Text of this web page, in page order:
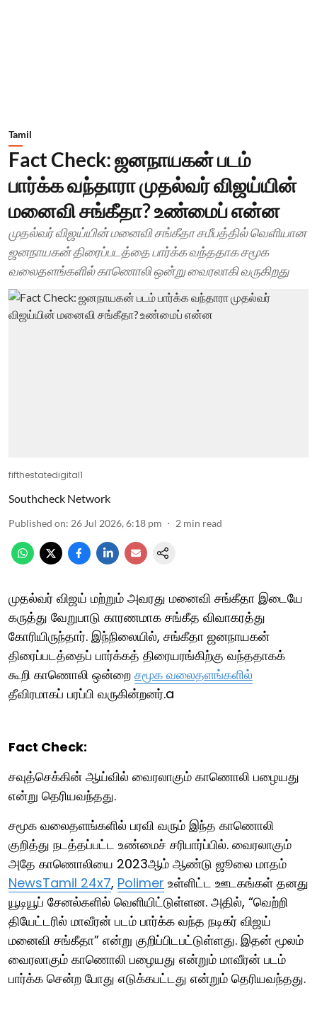
Tamil
Fact Check: ஜனநாயகன் படம்
பார்க்க வந்தாரா முதல்வர் விஜய்யின்
மனைவி சங்கீதா? உண்மைப் என்ன
முதல்வர் விஜய்யின் மனைவி சங்கீதா சமீபத்தில் வெளியான
ஜனநாயகன் திரைப்படத்தை பார்க்க வந்ததாக சமூக
வலைதளங்களில் காணொலி ஒன்று வைரலாகி வருகிறது
fifthestatedigital1
Southcheck Network
Published on: 26 Jul 2026, 6:18 pm 2 min read
முதல்வர் விஜய் மற்றும் அவரது மனைவி சங்கீதா இடையே
கருத்து வேறுபாடு காரணமாக சங்கீத விவாகரத்து
கோரியிருந்தார். இந்நிலையில், சங்கீதா ஜனநாயகன்
திரைப்படத்தைப் பார்க்கத் திரையரங்கிற்கு வந்ததாகக்
கூறி காணொலி ஒன்றை சமூக வலைதளங்களில்
தீவிரமாகப் பரப்பி வருகின்றனர்.a
Fact Check:
சவுத்செக்கின் ஆய்வில் வைரலாகும் காணொலி பழையது
என்று தெரியவந்தது.
சமூக வலைதளங்களில் பரவி வரும் இந்த காணொலி
குறித்து நடத்தப்பட்ட உண்மைச் சரிபார்ப்பில். வைரலாகும்
அதே காணொலியை 2023ஆம் ஆண்டு ஜூலை மாதம்
NewsTamil 24x7, Polimer உள்ளிட்ட ஊடகங்கள் தனது
யூடியூப் சேனல்களில் வெளியிட்டுள்ளன. அதில், “வெற்றி
தியேட்டரில் மாவீரன் படம் பார்க்க வந்த நடிகர் விஜய்
மனைவி சங்கீதா” என்று குறிப்பிடபட்டுள்ளது. இதன் மூலம்
வைரலாகும் காணொலி பழையது என்றும் மாவீரன் படம்
பார்க்க சென்ற போது எடுக்கபட்டது என்றும் தெரியவந்தது.